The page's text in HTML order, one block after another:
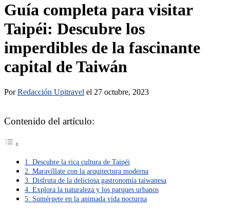
Guía completa para visitar
Taipéi: Descubre los
imperdibles de la fascinante
capital de Taiwán
PorRedacción Upitravel el 27 octubre, 2023
Contenido del artículo:
1. Descubre la rica cultura de Taipéi
2. Maravíllate con la arquitectura moderna
3. Disfruta de la deliciosa gastronomía taiwanesa
4. Explora la naturaleza y los parques urbanos
5. Sumérgete en la animada vida nocturna